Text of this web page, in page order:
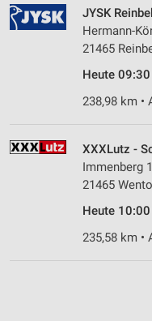
JYSK
Hermann-
21465
Heute
238,98 km •
XXXLutz -
Immenberg 1
21465
Heute
235,58 km •